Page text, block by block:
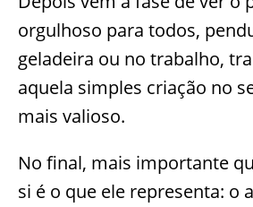
orgulhoso para todos,
geladeira ou no trabalho,
aquela simples criação no
mais valioso.
No final, mais importante
si é o que ele representa: o